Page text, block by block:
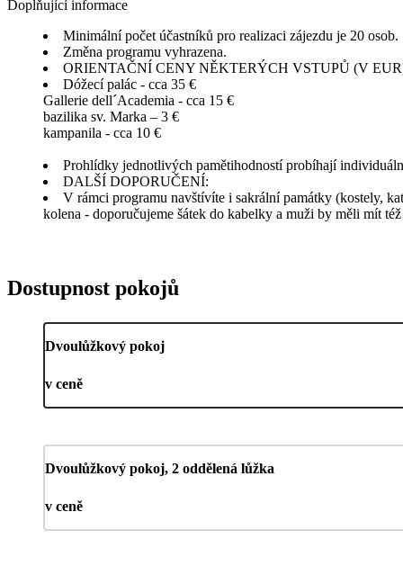
Doplňující informace
Minimální počet účastníků pro realizaci zájezdu je 20 osob.
Změna programu vyhrazena.
ORIENTAČNÍ CENY NĚKTERÝCH VSTUPŮ (V
Dóžecí palác - cca 35 €
Gallerie dell´Academia - cca 15 €
bazilika sv. Marka – 3 €
kampanila - cca 10 €
Prohlídky jednotlivých pamětihodností probíhají
DALŠÍ DOPORUČENÍ:
V rámci programu navštívíte i sakrální památky (kostely,
kolena - doporučujeme šátek do kabelky a muži by měli mít
Dostupnost pokojů
Dvoulůžkový pokoj
v ceně
Dvoulůžkový pokoj, 2 oddělená lůžka
v ceně